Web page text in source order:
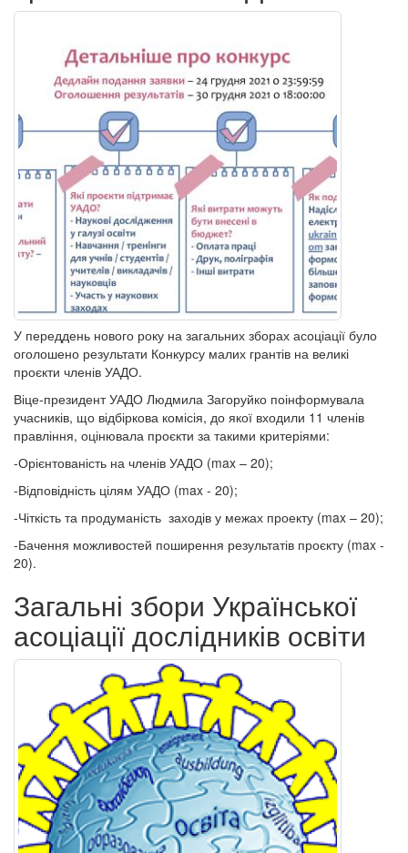
У переддень нового року на загальних зборах асоціації було
оголошено результати Конкурсу малих грантів на великі
проєкти членів УАДО.
Віце-президент УАДО Людмила Загоруйко поінформувала
учасників, що відбіркова комісія, до якої входили 11 членів
правління, оцінювала проєкти за такими критеріями:
-Орієнтованість на членів УАДО (max – 20);
-Відповідність цілям УАДО (max - 20);
-Чіткість та продуманість заходів у межах проекту (max – 20);
-Бачення можливостей поширення результатів проєкту (max -
20).
Загальні збори Української
асоціації дослідників освіти